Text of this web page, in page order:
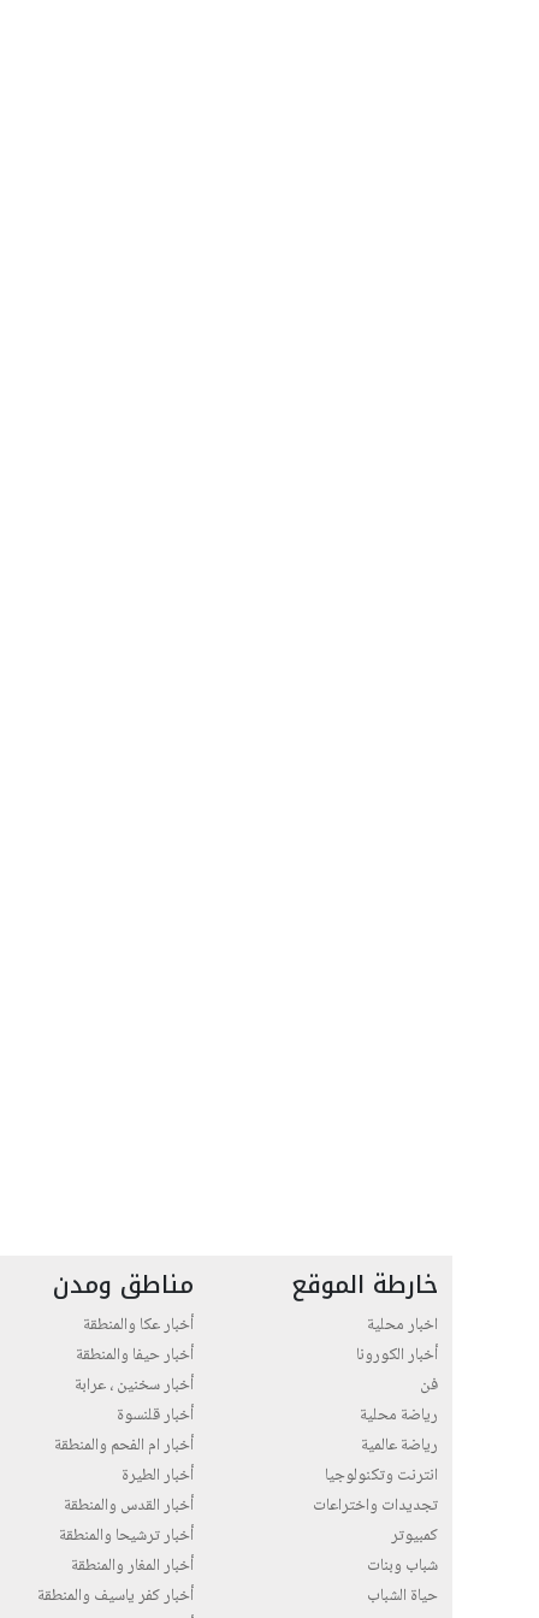
خارطة الموقع
اخبار محلية
أخبار الكورونا
فن
رياضة محلية
رياضة عالمية
انترنت وتكنولوجيا
تجديدات واختراعات
كمبيوتر
شباب وبنات
حياة الشباب
مناطق ومدن
أخبار عكا والمنطقة
أخبار حيفا والمنطقة
أخبار سخنين ، عرابة
أخبار قلنسوة
أخبار ام الفحم والمنطقة
أخبار الطيرة
أخبار القدس والمنطقة
أخبار ترشيحا والمنطقة
أخبار المغار والمنطقة
أخبار كفر ياسيف والمنطقة